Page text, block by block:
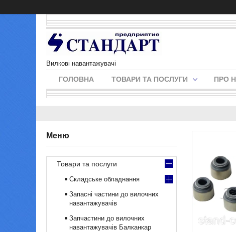
Вилкові навантажувачі
ГОЛОВНА ТОВАРИ ТА ПОСЛУГИ ПРО
Товари та послуги
Складське обладнання
Запасні частини до вилочних
навантажувачів
Запчастини до вилочних
навантажувачів Балканкар